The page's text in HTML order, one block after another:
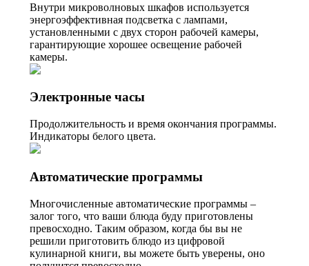
Внутри микроволновых шкафов используется
энергоэффективная подсветка с лампами,
установленными с двух сторон рабочей камеры,
гарантирующие хорошее освещение рабочей
камеры.
Электронные часы
Продолжительность и время окончания программы.
Индикаторы белого цвета.
Автоматические программы
Многочисленные автоматические программы –
залог того, что ваши блюда буду приготовлены
превосходно. Таким образом, когда бы вы не
решили приготовить блюдо из цифровой
кулинарной книги, вы можете быть уверены, оно